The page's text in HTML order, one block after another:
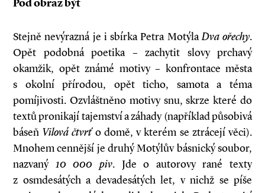
Pod obraz být
Stejně nevýrazná je i sbírka Petra MotýlaDva ořechy.
Opět podobná poetika – zachytit slovy prchavý
okamžik, opět známé motivy – konfrontace města
s okolní přírodou, opět ticho, samota a téma
pomíjivosti. Ozvláštněno motivy snu, skrze které do
textů pronikají tajemství a záhady (například působivá
báseň Vilová čtvrťo domě, v kterém se ztrácejí věci).
Mnohem cennější je druhý Motýlův básnický soubor,
nazvaný 10 000 piv. Jde o autorovy rané texty
z osmdesátých a devadesátých let, v nichž se píše